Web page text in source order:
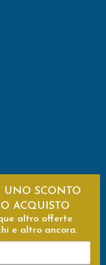
UNO SCONTO
ACQUISTO
altro offerte
e altro ancora.